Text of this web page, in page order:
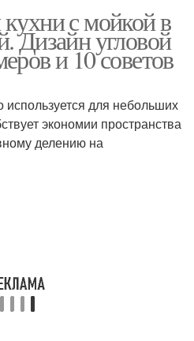
Кухня с барной
Кухня с полуостровом
с мойкой в
Дизайн угловой
и 10 советов
используется для небольших
экономии пространства
делению на